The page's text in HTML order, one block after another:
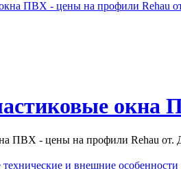
окна
ПВХ - цены на профили Rehau от.